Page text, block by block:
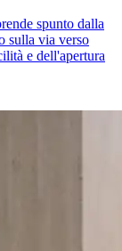
spunto dalla
sulla via verso
e dell'apertura